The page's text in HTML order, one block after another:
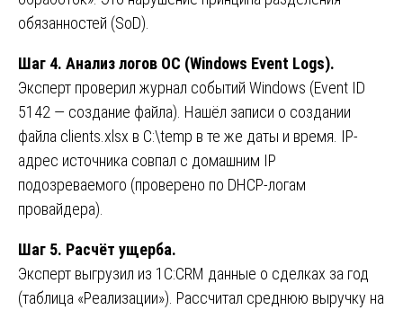
обязанностей (SoD).
Шаг 4. Анализ логов ОС (Windows Event Logs).
Эксперт проверил журнал событий Windows (Event ID
5142 — создание файла). Нашёл записи о создании
файла clients.xlsx в C:\temp в те же даты и время. IP-
адрес источника совпал с домашним IP
подозреваемого (проверено по DHCP-логам
провайдера).
Шаг 5. Расчёт ущерба.
Эксперт выгрузил из 1С:CRM данные о сделках за год
(таблица «Реализации»). Рассчитал среднюю выручку на